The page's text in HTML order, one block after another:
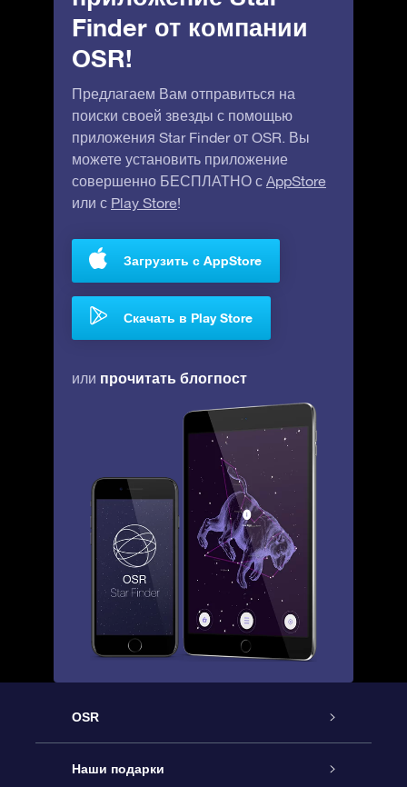
Finder от компании
OSR!
Предлагаем Вам отправиться на
поиски своей звезды с помощью
приложения Star Finder от OSR. Вы
можете установить приложение
совершенно БЕСПЛАТНО с AppStore
или с Play Store!
Загрузить с AppStore
Скачать в Play Store
или прочитать блогпост
OSR
Обслуживание
Наши подарки